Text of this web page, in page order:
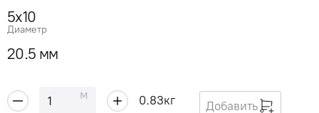
5x10
Диаметр
20.5 мм
м 0.83кг Добавить